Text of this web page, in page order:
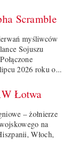
Scramble
myśliwców
Sojuszu
2026 roku o...
Łotwa
– żołnierze
na
Włoch,